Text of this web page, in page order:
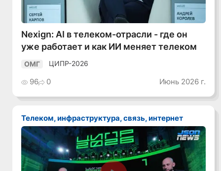
Nexign: AI в телеком-отрасли - где он
уже работает и как ИИ меняет телеком
ОМГ ЦИПР-2026
96 0 Июнь 2026 г.
Телеком, инфраструктура, связь, интернет